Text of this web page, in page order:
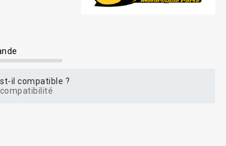
il compatible ?